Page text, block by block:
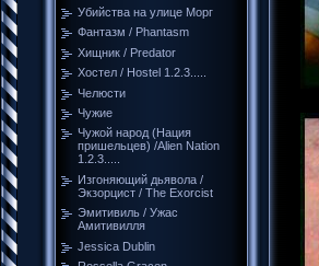
Убийства на улице Морг
Фантазм / Phantasm
Хищник / Predator
Хостел / Hostel 1.2.3.....
Челюсти
Чужие
Чужой народ (Нация
пришельцев) /Alien Nation
1.2.3.....
Изгоняющий дьявола /
Экзорцист / The Exorcist
Эмитивиль / Ужас
Амитивилля
Jessica Dublin